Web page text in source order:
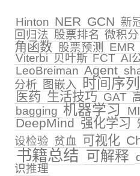
Hinton NER GCN 新
回归法 股票排名 微积分
角函数 股票预测 EMR
Viterbi贝叶斯FCTAI
LeoBreiman Agent
分析
图嵌入 时间序列
医药 生活技巧 GAT
bagging 机器学习
DeepMind强化学习
设检验 贫血 可视化
书籍总结 可解释
识推理